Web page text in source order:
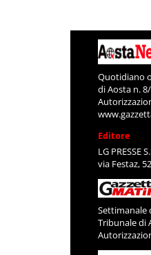
Quotidiano
di Aosta n.
Editore
LG PRESSE
via Festaz,
Settimanale
Tribunale di